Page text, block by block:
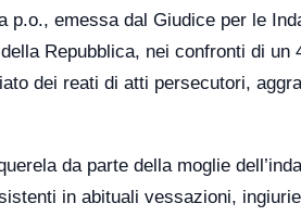
emessa dal Giudice per le
Repubblica, nei confronti di un
dei reati di atti persecutori,
da parte della moglie
in abituali vessazioni,